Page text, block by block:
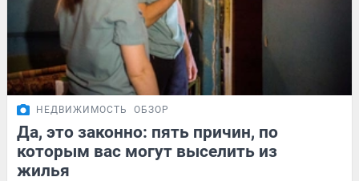
НЕДВИЖИМОСТЬ ОБЗОР
Да, это законно: пять причин, по
которым вас могут выселить из
жилья